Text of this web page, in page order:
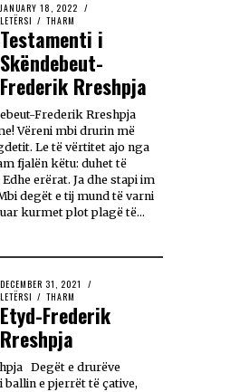
JANUARY 18, 2022
LETËRSI / THARM
Testamenti i
Skëndebeut-
Frederik Rreshpja
Frederik Rreshpja
Vëreni mbi drurin më
Le të vërtitet ajo nga
fjalën këtu: duhet të
erërat. Ja dhe stapi im
degët e tij mund të varni
kurmet plot plagë të…
DECEMBER 31, 2021
LETËRSI / THARM
Etyd-Frederik
Rreshpja
Degët e drurëve
e pjerrët të çative,